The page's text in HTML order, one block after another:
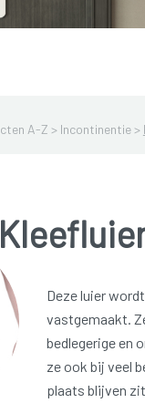
A-Z > Incontinentie>
Deze luier
vastgemaakt.
bedlegerige en
ze ook bij veel
plaats blijven